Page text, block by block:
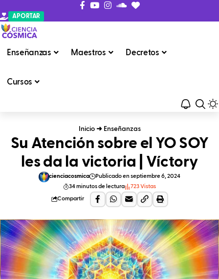
APORTAR
Enseñanzas Maestros Decretos
Cursos
Inicio➜ Enseñanzas
Su Atención sobre el YO SOY
les da la victoria | Víctory
cienciacosmica
Publicado en septiembre 6, 2024
34 minutos de lectura
723 Vistas
Compartir